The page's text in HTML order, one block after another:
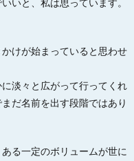
いと、私は思っています。
けが始まっていると思わせ
淡々と広がって行ってくれ
だ名前を出す段階ではあり
る一定のボリュームが世に